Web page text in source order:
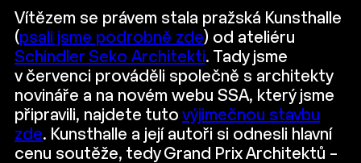
Vítězem se právem stala pražská Kunsthalle
(psali jsme podrobně zde) od ateliéru
Schindler Seko Architekti. Tady jsme
v červenci prováděli společně s architekty
novináře a na novém webu SSA, který jsme
připravili, najdete tuto výjimečnou stavbu
zde. Kunsthalle a její autoři si odnesli hlavní
cenu soutěže, tedy ‍Grand Prix Architektů –